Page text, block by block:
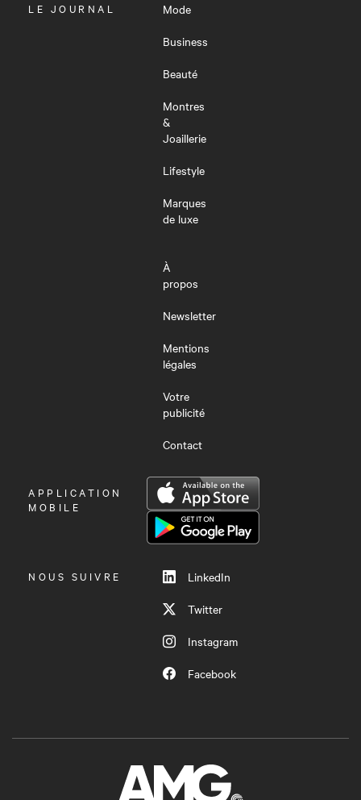
OUVRIR
LE JOURNAL
Mode
Business
Beauté
Montres
&
Joaillerie
Lifestyle
Marques
de luxe
À
propos
Newsletter
Mentions
légales
Votre
publicité
Contact
OUVRIR
LE
APPLICATION
MOBILE
NOUS SUIVRE
LinkedIn
Twitter
Instagram
Facebook